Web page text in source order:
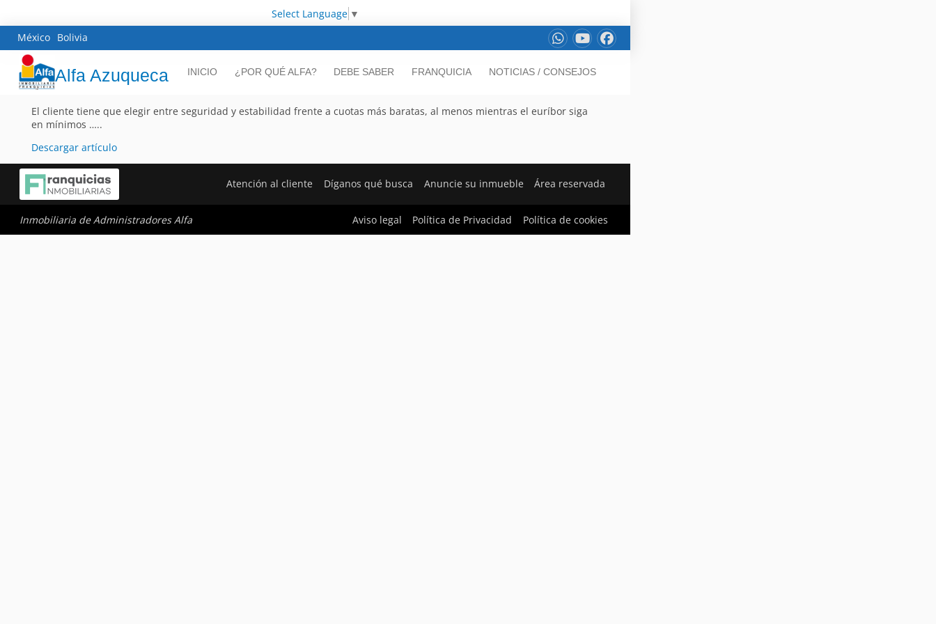
Select Language ▼
México Bolivia
Alfa Azuqueca INICIO ¿POR QUÉ ALFA? DEBE SABER FRANQUICIA NOTICIAS / CONSEJOS
El cliente tiene que elegir entre seguridad y estabilidad frente a cuotas más baratas, al menos mientras el euríbor siga
en mínimos …..
Descargar artículo
Atención al cliente Díganos qué busca Anuncie su inmueble Área reservada
Inmobiliaria de Administradores Alfa Aviso legal Política de Privacidad Política de cookies